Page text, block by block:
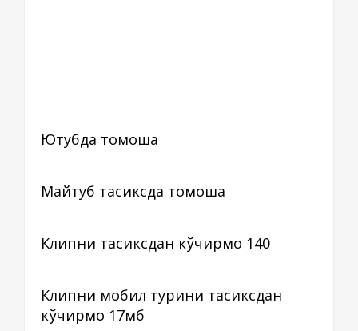
Ютубда томоша
Майтуб тасиксда томоша
Клипни тасиксдан кўчирмоқ 140
Клипни мобил турини тасиксдан
кўчирмоқ 17мб